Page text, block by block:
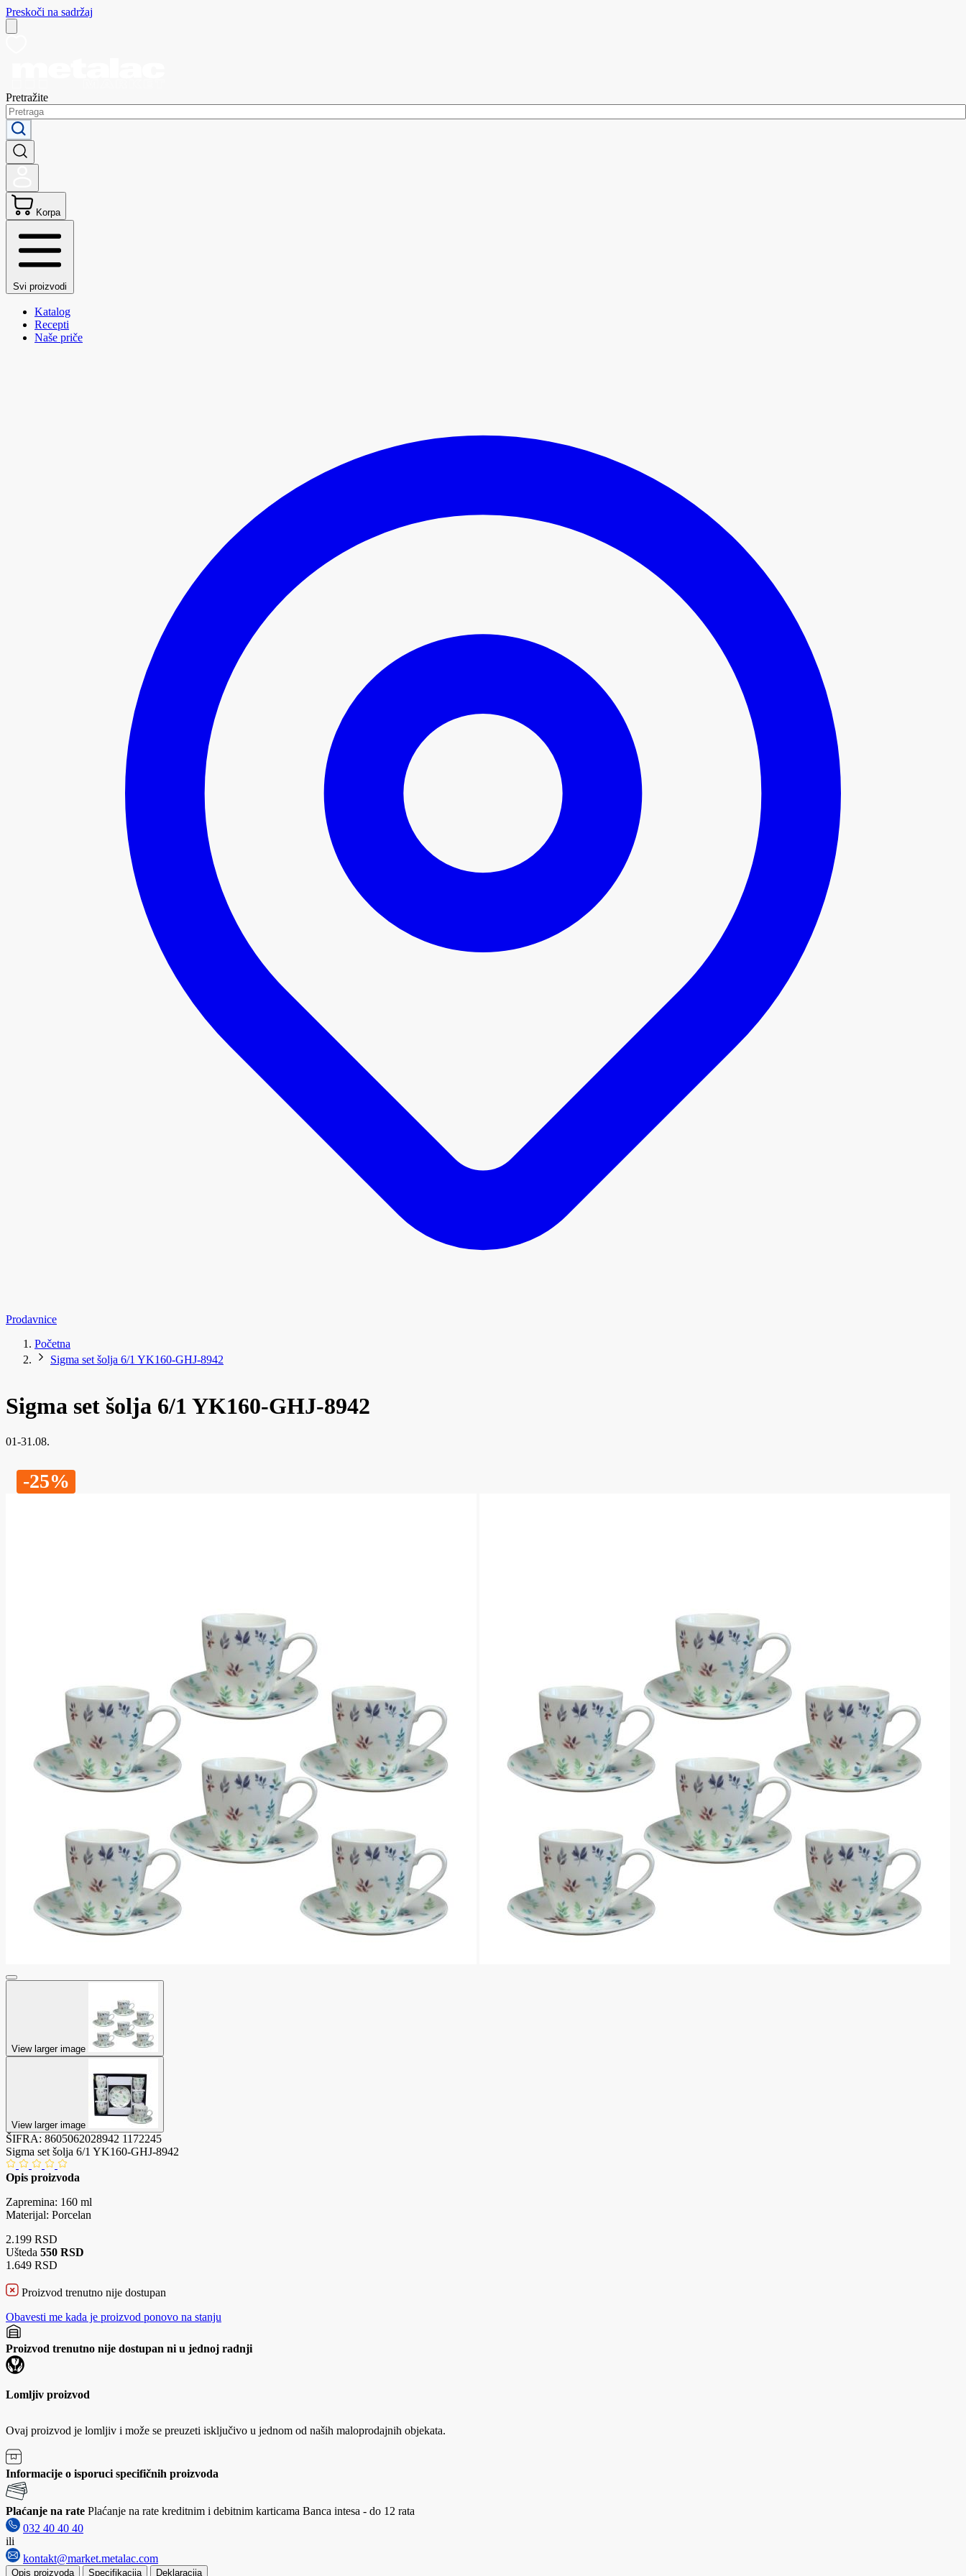
Preskoči na sadržaj
Pretražite
Korpa
Svi proizvodi
Katalog
Recepti
Naše priče
Prodavnice
Početna
Sigma set šolja 6/1 YK160-GHJ-8942
Sigma set šolja 6/1 YK160-GHJ-8942
01-31.08.
-25%
View larger image
View larger image
ŠIFRA: 8605062028942 1172245
Sigma set šolja 6/1 YK160-GHJ-8942
Opis proizvoda
Zapremina: 160 ml
Materijal: Porcelan
2.199 RSD
Ušteda 550 RSD
1.649 RSD
Proizvod trenutno nije dostupan
Obavesti me kada je proizvod ponovo na stanju
Proizvod trenutno nije dostupan ni u jednoj radnji
Lomljiv proizvod
Ovaj proizvod je lomljiv i može se preuzeti isključivo u jednom od naših maloprodajnih objekata.
Informacije o isporuci specifičnih proizvoda
Plaćanje na rate Plaćanje na rate kreditnim i debitnim karticama Banca intesa - do 12 rata
032 40 40 40
ili
kontakt@market.metalac.com
Opis proizvoda Specifikacija Deklaracija